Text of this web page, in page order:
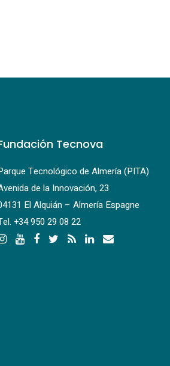
Tecnova
Tecnológico de Almería (PITA)
de la Innovación, 23
El Alquián – Almería Espagne
+34 950 29 08 22